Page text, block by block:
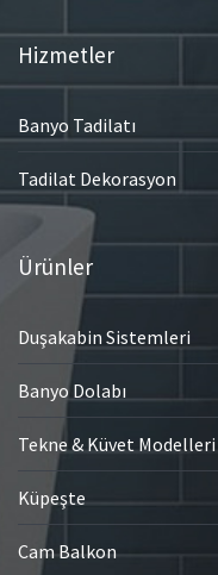
Hizmetler
Banyo Tadilatı
Tadilat Dekorasyon
Ürünler
Duşakabin Sistemleri
Banyo Dolabı
Tekne & Küvet Modelleri
Küpeşte
Cam Balkon